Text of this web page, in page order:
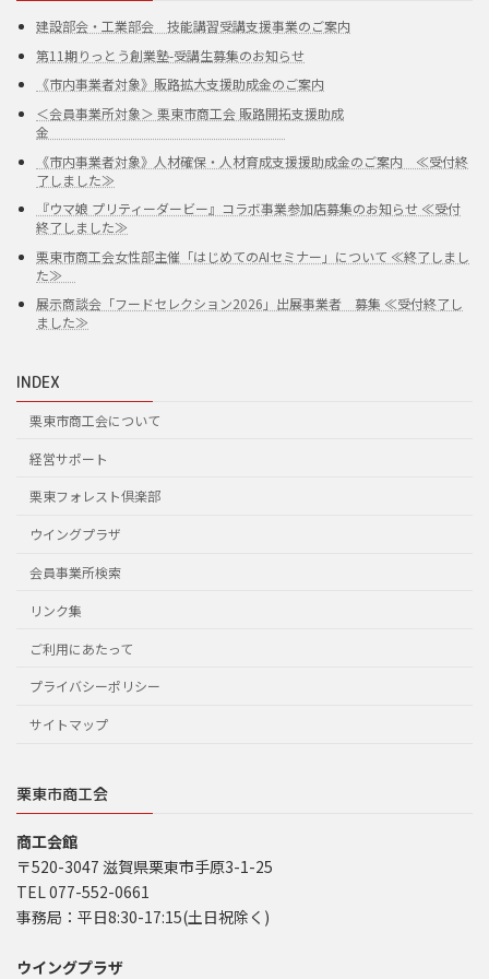
建設部会・工業部会 技能講習受講支援事業のご案内
第11期りっとう創業塾-受講生募集のお知らせ
《市内事業者対象》販路拡大支援助成金のご案内
＜会員事業所対象＞ 栗東市商工会 販路開拓支援助成
金
《市内事業者対象》人材確保・人材育成支援援助成金のご案内 ≪受付終
了しました≫
『ウマ娘 プリティーダービー』コラボ事業参加店募集のお知らせ ≪受付
終了しました≫
栗東市商工会女性部主催「はじめてのAIセミナー」について ≪終了しまし
た≫
展示商談会「フードセレクション2026」出展事業者 募集 ≪受付終了し
ました≫
INDEX
栗東市商工会について
経営サポート
栗東フォレスト倶楽部
ウイングプラザ
会員事業所検索
リンク集
ご利用にあたって
プライバシーポリシー
サイトマップ
栗東市商工会
商工会館
〒520-3047 滋賀県栗東市手原3-1-25
TEL 077-552-0661
事務局：平日8:30-17:15(土日祝除く)
ウイングプラザ